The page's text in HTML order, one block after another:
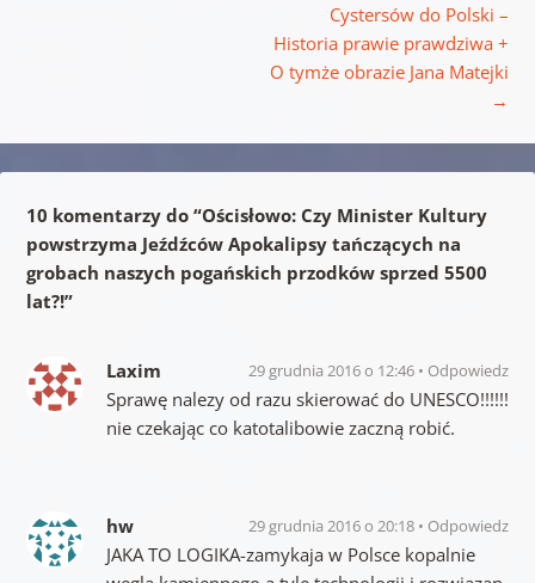
Cystersów do Polski –
Historia prawie prawdziwa +
O tymże obrazie Jana Matejki
→
10 komentarzy do “Ościsłowo: Czy Minister Kultury
powstrzyma Jeźdźców Apokalipsy tańczących na
grobach naszych pogańskich przodków sprzed 5500
lat?!”
Laxim 29 grudnia 2016 o 12:46 Odpowiedz
Sprawę nalezy od razu skierować do UNESCO!!!!!!
nie czekając co katotalibowie zaczną robić.
hw 29 grudnia 2016 o 20:18 Odpowiedz
JAKA TO LOGIKA-zamykaja w Polsce kopalnie